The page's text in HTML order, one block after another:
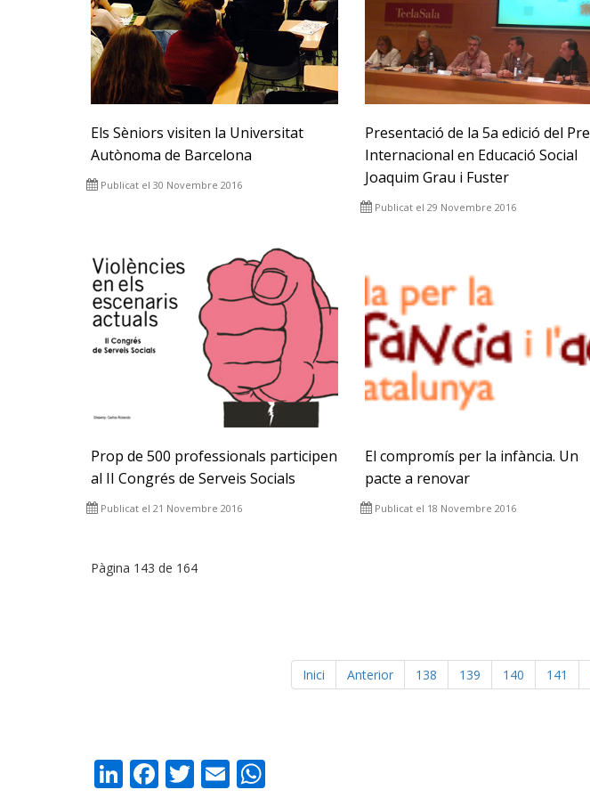
Els Sèniors visiten la Universitat
Autònoma de Barcelona
Publicat el 30 Novembre 2016
Presentació de la 5a edició del
Internacional en Educació Social
Joaquim Grau i Fuster
Publicat el 29 Novembre 2016
Prop de 500 professionals participen
al II Congrés de Serveis Socials
Publicat el 21 Novembre 2016
El compromís per la infància. Un
pacte a renovar
Publicat el 18 Novembre 2016
Pàgina 143 de 164
Inici Anterior 138 139 140 141
LinkedIn
Facebook
Twitter
Email